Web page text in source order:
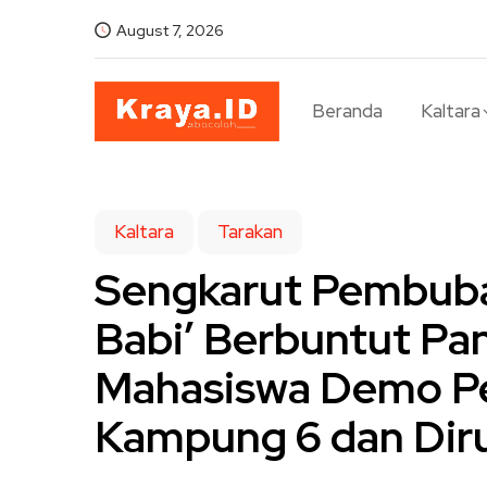
August 7, 2026
Beranda Kaltara
Kaltara Tarakan
Sengkarut
Babi’ Berbuntut
Mahasiswa Demo
Kampung 6 dan